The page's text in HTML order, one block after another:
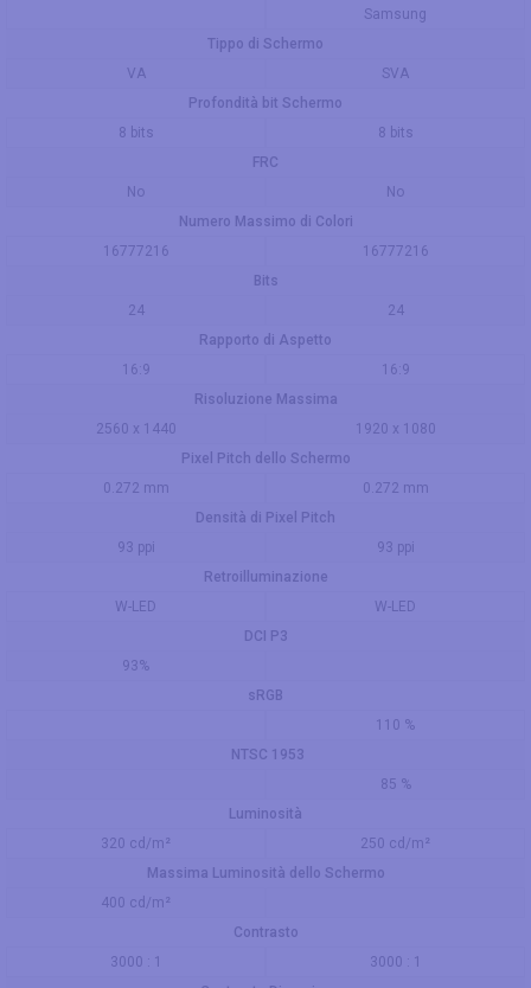
Samsung
Tippo di Schermo
VA
SVA
Profondità bit Schermo
8 bits
8 bits
FRC
No
No
Numero Massimo di Colori
16777216
16777216
Bits
24
24
Rapporto di Aspetto
16:9
16:9
Risoluzione Massima
2560 x 1440
1920 x 1080
Pixel Pitch dello Schermo
0.272 mm
0.272 mm
Densità di Pixel Pitch
93 ppi
93 ppi
Retroilluminazione
W-LED
W-LED
DCI P3
93%
sRGB
110 %
NTSC 1953
85 %
Luminosità
320 cd/m²
250 cd/m²
Massima Luminosità dello Schermo
400 cd/m²
Contrasto
3000 : 1
3000 : 1